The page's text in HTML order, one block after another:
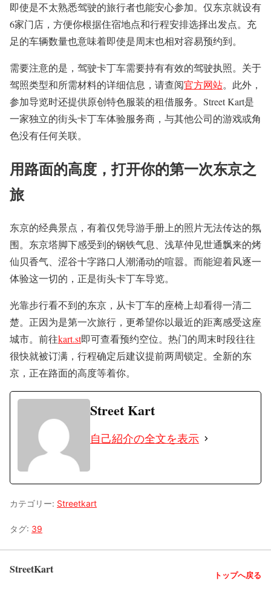
即使是不太熟悉驾驶的旅行者也能安心参加。仅东京就设有
6家门店，方便你根据住宿地点和行程安排选择出发点。充
足的车辆数量也意味着即使是周末也相对容易预约到。
需要注意的是，驾驶卡丁车需要持有有效的驾驶执照。关于
驾照类型和所需材料的详细信息，请查阅官方网站。此外，
参加导览时还提供原创特色服装的租借服务。Street Kart是
一家独立的街头卡丁车体验服务商，与其他公司的游戏或角
色没有任何关联。
用路面的高度，打开你的第一次东京之
旅
东京的经典景点，有着仅凭导游手册上的照片无法传达的氛
围。东京塔脚下感受到的钢铁气息、浅草仲见世通飘来的烤
仙贝香气、涩谷十字路口人潮涌动的喧嚣。而能迎着风逐一
体验这一切的，正是街头卡丁车导览。
光靠步行看不到的东京，从卡丁车的座椅上却看得一清二
楚。正因为是第一次旅行，更希望你以最近的距离感受这座
城市。前往kart.st即可查看预约空位。热门的周末时段往往
很快就被订满，行程确定后建议提前两周锁定。全新的东
京，正在路面的高度等着你。
Street Kart
自己紹介の全文を表示
カテゴリー: Streetkart
タグ: 39
StreetKart トップへ戻る